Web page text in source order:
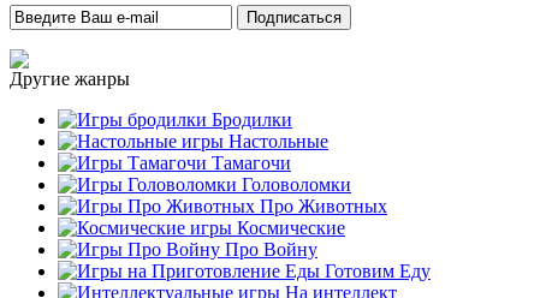
Другие жанры
Бродилки
Настольные
Тамагочи
Головоломки
Про Животных
Космические
Про Войну
Готовим Еду
На интеллект